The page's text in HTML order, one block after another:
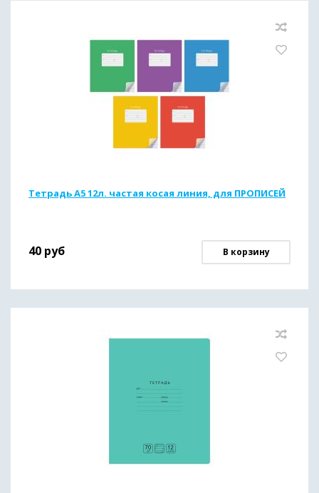
Тетрадь А5 12л. частая косая линия, для ПРОПИСЕЙ
40 руб В корзину